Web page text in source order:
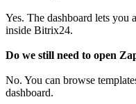
Yes. The dashboard lets you
inside Bitrix24.
Do we still need to open
No. You can browse
dashboard.